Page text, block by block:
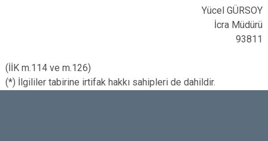
Yücel GÜRSOY
İcra Müdürü
93811
(İİK m.114 ve m.126)
(*) İlgililer tabirine irtifak hakkı sahipleri de dahildir.